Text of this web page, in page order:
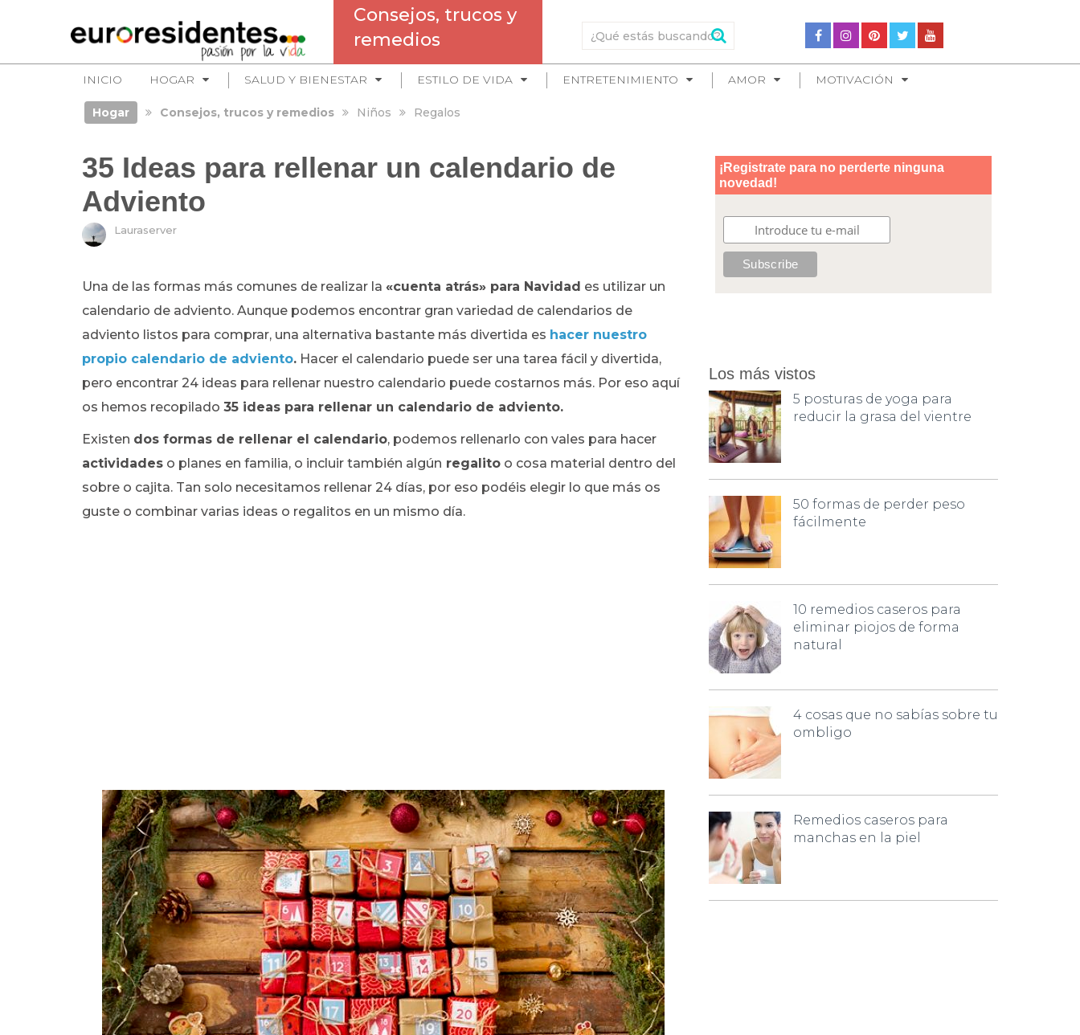
Consejos, trucos y
remedios
INICIO HOGAR SALUD Y BIENESTAR ESTILO DE VIDA ENTRETENIMIENTO AMOR MOTIVACIÓN
Hogar Consejos, trucos y remedios Niños Regalos
35 Ideas para rellenar un calendario de
Adviento
Lauraserver
Una de las formas más comunes de realizar la «cuenta atrás» para Navidad es utilizar un
calendario de adviento. Aunque podemos encontrar gran variedad de calendarios de
adviento listos para comprar, una alternativa bastante más divertida es hacer nuestro
propio calendario de adviento. Hacer el calendario puede ser una tarea fácil y divertida,
pero encontrar 24 ideas para rellenar nuestro calendario puede costarnos más. Por eso aquí
os hemos recopilado 35 ideas para rellenar un calendario de adviento.
Existen dos formas de rellenar el calendario, podemos rellenarlo con vales para hacer
actividades o planes en familia, o incluir también algún regalito o cosa material dentro del
sobre o cajita. Tan solo necesitamos rellenar 24 días, por eso podéis elegir lo que más os
guste o combinar varias ideas o regalitos en un mismo día.
Los más vistos
5 posturas de yoga para
reducir la grasa del vientre
50 formas de perder peso
fácilmente
10 remedios caseros para
eliminar piojos de forma
natural
4 cosas que no sabías sobre tu
ombligo
Remedios caseros para
manchas en la piel